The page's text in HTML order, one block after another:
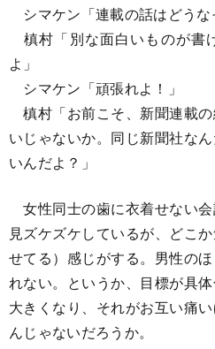
シマケン「連載の話はどうな
槙村「別な面白いものが書
よ」
シマケン「頑張れよ！」
槙村「お前こそ、新聞連載
いじゃないか。同じ新聞社な
いんだよ？」
女性同士の歯に衣着せない
見ズケズケしているが、どこ
せてる）感じがする。男性の
れない。というか、目標が具
大きくなり、それがお互い痛
んじゃないだろうか。